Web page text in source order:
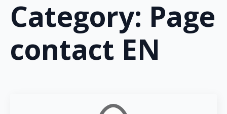
Category: Page
contact EN